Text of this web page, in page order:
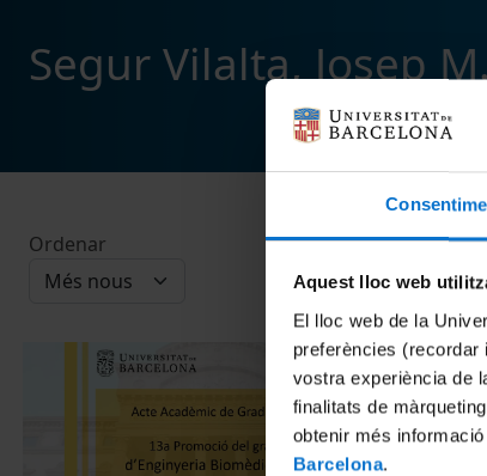
Aquest lloc web
El lloc web de la
preferències
vostra experiència de
finalitats de
obtenir més
Barcelona.
Segur Vilalta, Josep
Ordenar